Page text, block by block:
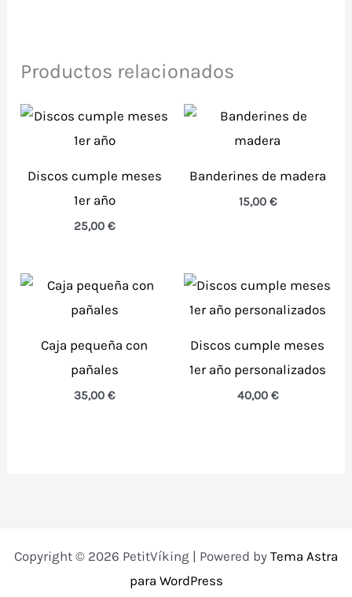
Productos relacionados
Discos cumple meses
1er año
25,00€
Banderines de madera
15,00 €
Caja pequeña con
pañales
35,00€
Discos cumple meses
1er año personalizados
40,00 €
Copyright © 2026 PetitVíking | Powered by Tema Astra
para WordPress